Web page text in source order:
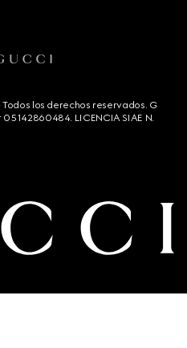
los derechos reservados. G
05142860484. LICENCIA SIAE N.